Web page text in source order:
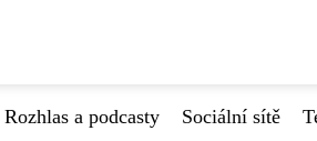
Rozhlas a podcasty Sociální sítě